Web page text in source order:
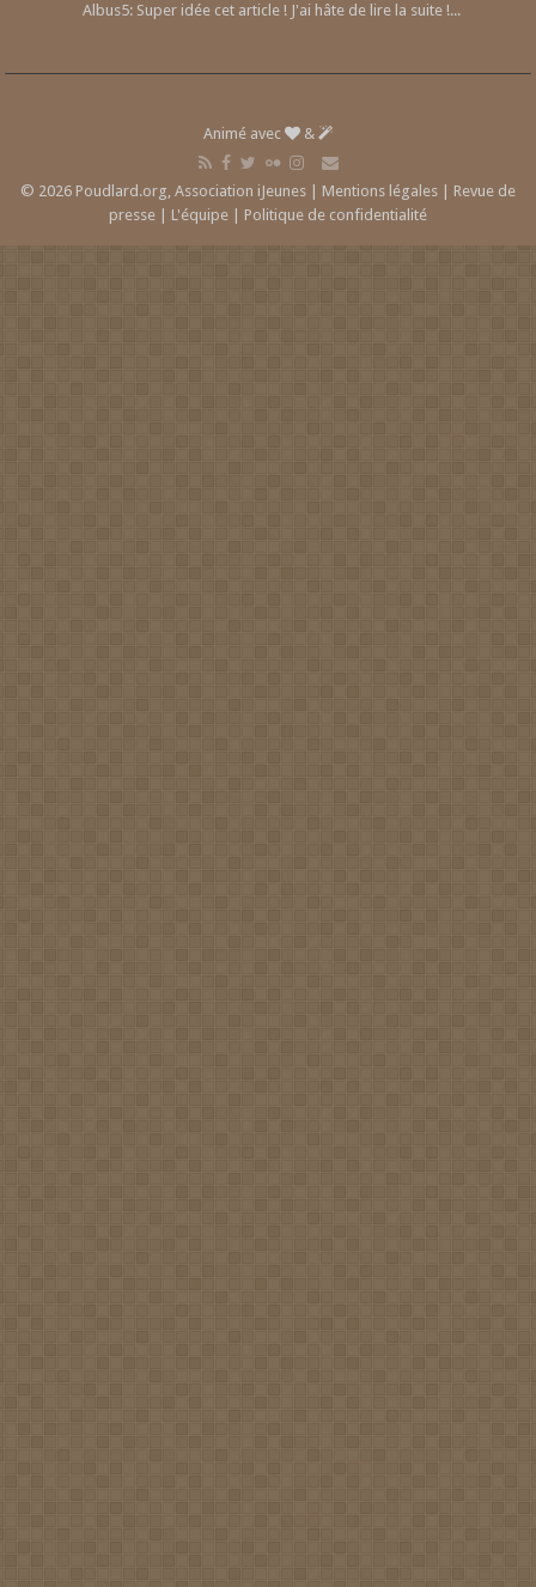
Albus5: Super idée cet article ! J'ai hâte de lire la suite !...
Animé avec &
© 2026 Poudlard.org, Association iJeunes | Mentions légales
Revue de
presse
L'équipe Politique de confidentialité